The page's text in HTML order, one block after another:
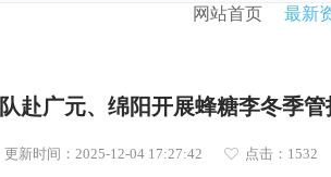
网站首页 最新
赴广元、绵阳开展蜂糖李冬季
更新时间：2025-12-04 17:27:42 点击： 1532